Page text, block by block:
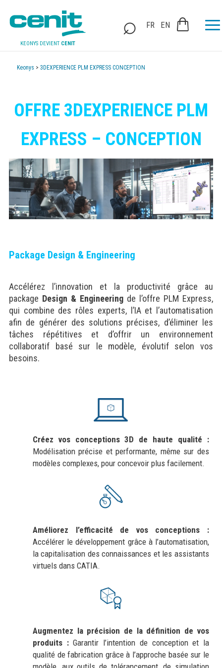
KEONYS DEVIENT CENIT
FR EN
Keonys >3DEXPERIENCE PLM EXPRESS CONCEPTION
OFFRE 3DEXPERIENCE PLM
EXPRESS – CONCEPTION
Package Design & Engineering
Accélérez l’innovation et la productivité grâce au
package Design & Engineering de l’offre PLM Express,
qui combine des rôles experts, l’IA et l’automatisation
afin de générer des solutions précises, d’éliminer les
tâches répétitives et d’offrir un environnement
collaboratif basé sur le modèle, évolutif selon vos
besoins.
Créez vos conceptions 3D de haute qualité :
Modélisation précise et performante, même sur des
modèles complexes, pour concevoir plus facilement.
Améliorez l’efficacité de vos conceptions :
Accélérer le développement grâce à l’automatisation,
la capitalisation des connaissances et les assistants
virtuels dans CATIA.
Augmentez la précision de la définition de vos
produits :Garantir l’intention de conception et la
qualité de fabrication grâce à l’approche basée sur le